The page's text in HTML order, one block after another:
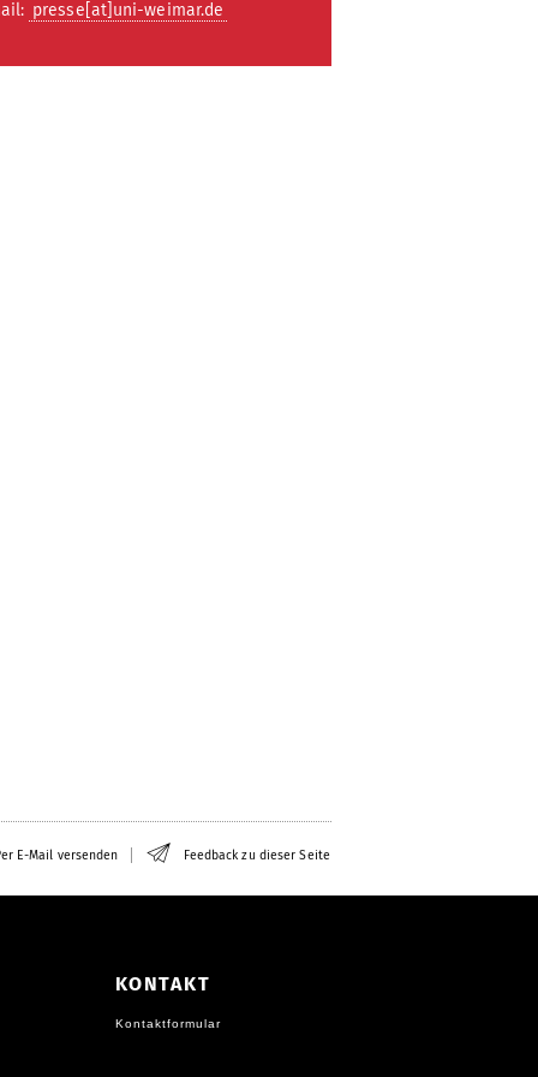
presse[at]uni-weimar.de
E-Mail versenden Feedback zu dieser Seite
KONTAKT
Kontaktformular